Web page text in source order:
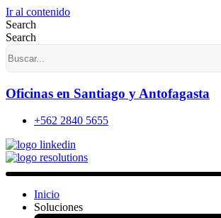
Ir al contenido
Search
Search
Oficinas en Santiago y Antofagasta
+562 2840 5655
Inicio
Soluciones